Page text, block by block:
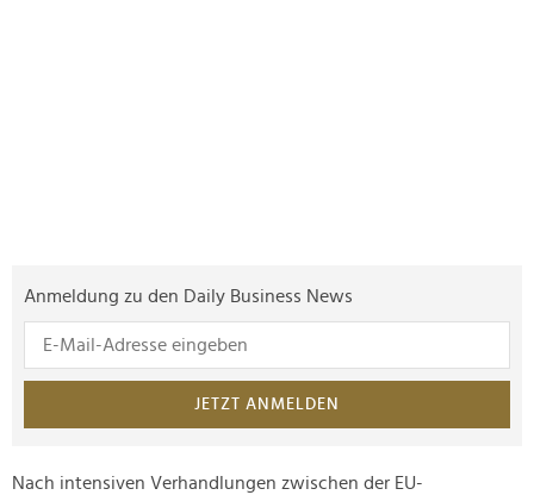
Anmeldung zu den Daily Business News
JETZT ANMELDEN
Nach intensiven Verhandlungen zwischen der EU-